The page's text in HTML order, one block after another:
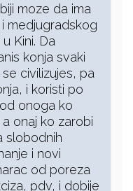
moze da ima
medjugradskog
Kini. Da
konja svaki
civilizujes, pa
i koristi po
onoga ko
onaj ko zarobi
slobodnih
i novi
od poreza
pdv, i dobije